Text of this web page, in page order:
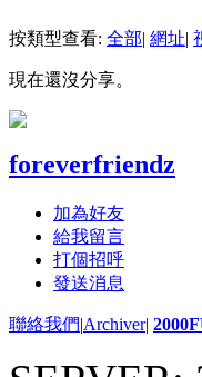
按類型查看: 全部| 網址|
現在還沒分享。
foreverfriendz
加為好友
給我留言
打個招呼
發送消息
聯絡我們|Archiver|